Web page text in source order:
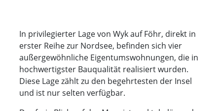
In privilegierter Lage von Wyk auf Föhr, direkt in
erster Reihe zur Nordsee, befinden sich vier
außergewöhnliche Eigentumswohnungen, die in
hochwertigster Bauqualität realisiert wurden.
Diese Lage zählt zu den begehrtesten der Insel
und ist nur selten verfügbar.